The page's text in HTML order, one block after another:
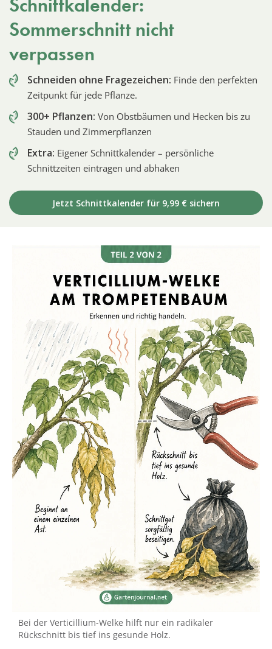
Sommerschnitt nicht
verpassen
Schneiden ohne Fragezeichen: Finde den perfekten
Zeitpunkt für jede Pflanze.
300+ Pflanzen: Von Obstbäumen und Hecken bis zu
Stauden und Zimmerpflanzen
Extra: Eigener Schnittkalender – persönliche
Schnittzeiten eintragen und abhaken
Jetzt Schnittkalender für 9,99 € sichern
Bei der Verticillium-Welke hilft nur ein radikaler
Rückschnitt bis tief ins gesunde Holz.